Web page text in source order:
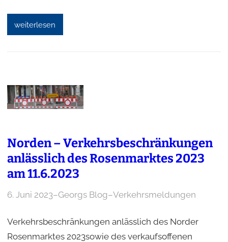
weiterlesen
Norden – Verkehrsbeschränkungen
anlässlich des Rosenmarktes 2023
am 11.6.2023
6. Juni 2023–Georgs Blog–Verkehrsmeldungen
Verkehrsbeschränkungen anlässlich des Norder
Rosenmarktes 2023sowie des verkaufsoffenen